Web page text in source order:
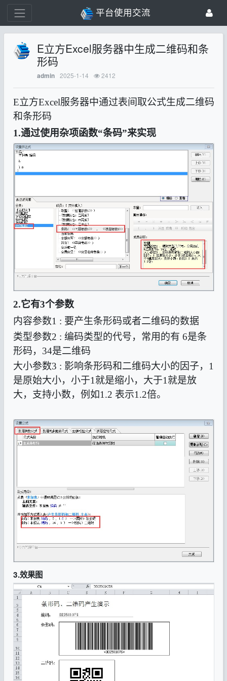
平台使用交流
E立方Excel服务器中生成二维码和条
形码
admin 2025-1-14 2412
E立方Excel服务器中通过表间取公式生成二维码
和条形码
1.通过使用杂项函数“条码”来实现
2.它有3个参数
内容参数1 : 要产生条形码或者二维码的数据
类型参数2 : 编码类型的代号，常用的有 6是条
形码， 34是二维码
大小参数3 : 影响条形码和二维码大小的因子， 1
是原始大小，小于1就是缩小，大于1就是放
大，支持小数，例如1.2 表示1.2倍。
3.效果图